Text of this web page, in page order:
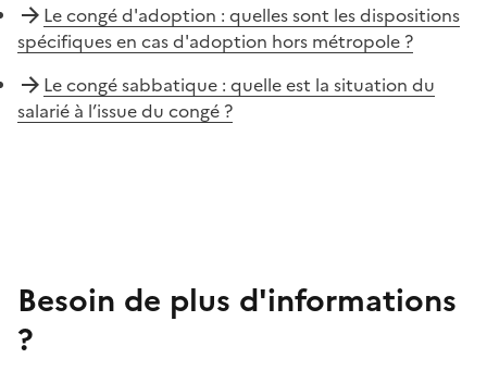
Le congé d'adoption : quelles sont les dispositions
spécifiques en cas d'adoption hors métropole ?
Le congé sabbatique : quelle est la situation du
salarié à l’issue du congé ?
Besoin de plus d'informations
?